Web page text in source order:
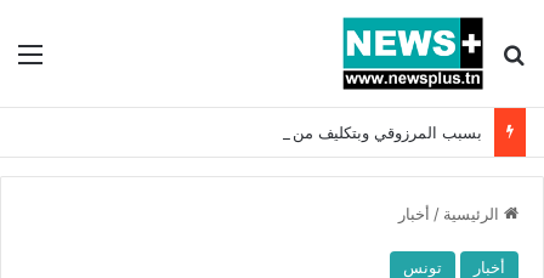
بحث عن
الرئيسية / أخبار
أخبار تونس